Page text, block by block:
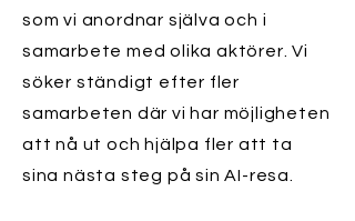
som vi anordnar själva och i
samarbete med olika aktörer. Vi
söker ständigt efter fler
samarbeten där vi har möjligheten
att nå ut och hjälpa fler att ta
sina nästa steg på sin AI-resa.